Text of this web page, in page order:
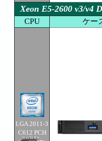
Xeon E5-2600 v3/v4
CPU ケー
LGA 2011-3
C612 PCH